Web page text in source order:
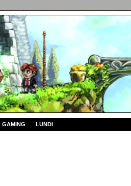
GAMING LUNDI